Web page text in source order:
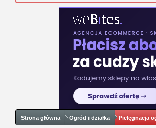
Strona główna Ogród i działka Pielęgnacja